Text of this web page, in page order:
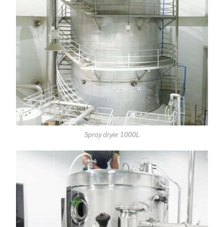
Spray dryer 1000L